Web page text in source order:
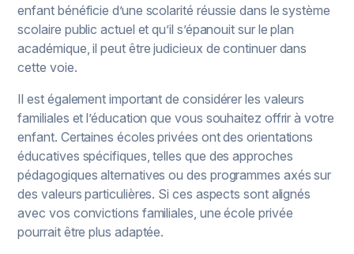
enfant bénéficie d’une scolarité réussie dans le système
scolaire public actuel et qu’il s’épanouit sur le plan
académique, il peut être judicieux de continuer dans
cette voie.
Il est également important de considérer les valeurs
familiales et l’éducation que vous souhaitez offrir à votre
enfant. Certaines écoles privées ont des orientations
éducatives spécifiques, telles que des approches
pédagogiques alternatives ou des programmes axés sur
des valeurs particulières. Si ces aspects sont alignés
avec vos convictions familiales, une école privée
pourrait être plus adaptée.